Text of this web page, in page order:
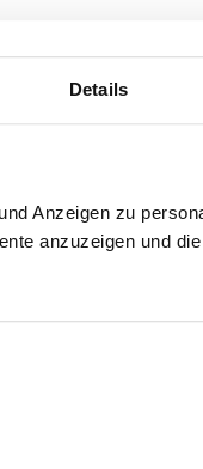
Details
Anzeigen zu
anzuzeigen und
Nordkirche: